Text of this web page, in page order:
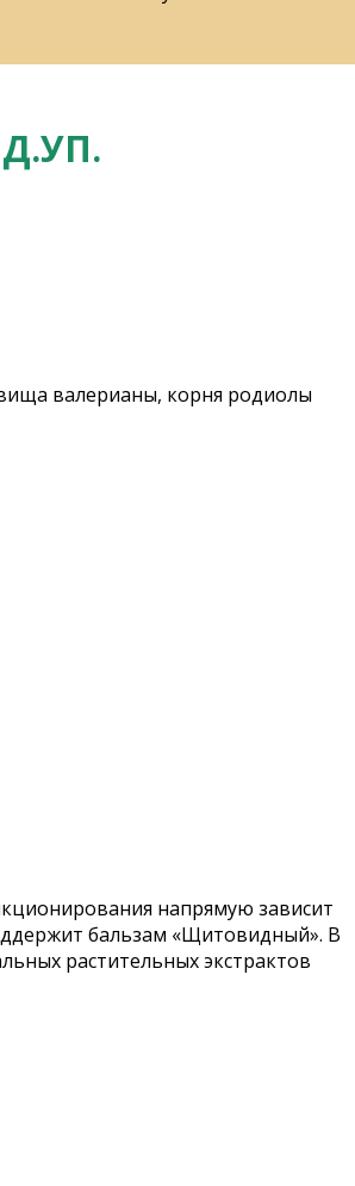
валерианы, корня родиолы
напрямую зависит
бальзам «Щитовидный». В
растительных экстрактов